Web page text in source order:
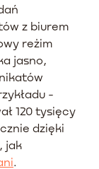
z biurem
reżim
jasno,
-
120 tysięcy
dzięki
jak
.